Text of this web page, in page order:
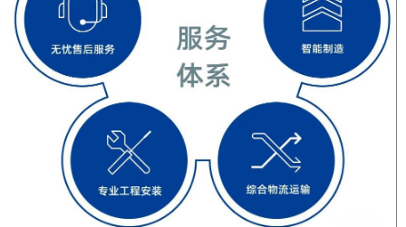
false 给undefined打赏
2 5 元 10 元
20 元 自定义
false 付费内容
¥ 6位以上